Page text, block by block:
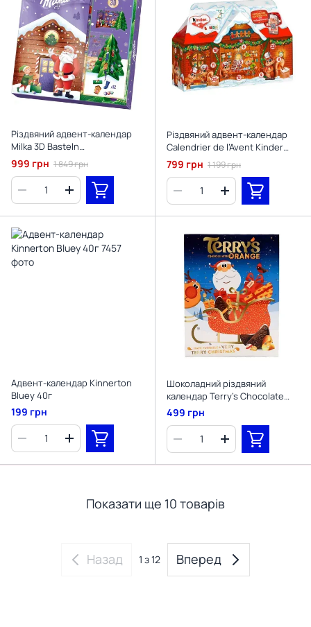
Різдвяний адвент-календар
Milka 3D Basteln
Adventskalender 163 г
999 грн 1 849 грн
Різдвяний адвент-календар
Calendrier de l’Avent Kinder
234г
799 грн 1 199 грн
Адвент-календар Kinnerton
Bluey 40г
199 грн
Шоколадний різдвяний
календар Terry's Chocolate
Advent Calendar 106 г
499 грн
Показати ще 10 товарів
Назад 1 з 12 Вперед